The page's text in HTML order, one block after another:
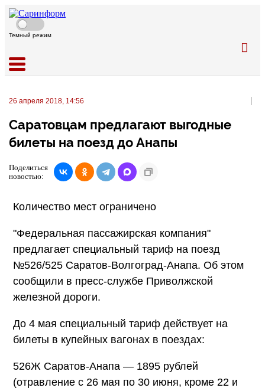
Темный режим
26 апреля 2018, 14:56
Саратовцам предлагают выгодные
билеты на поезд до Анапы
Поделиться
новостью:
Количество мест ограничено
"Федеральная пассажирская компания"
предлагает специальный тариф на поезд
№526/525 Саратов-Волгоград-Анапа. Об этом
сообщили в пресс-службе Приволжской
железной дороги.
До 4 мая специальный тариф действует на
билеты в купейных вагонах в поездах:
526Ж Саратов-Анапа — 1895 рублей
(отравление с 26 мая по 30 июня, кроме 22 и